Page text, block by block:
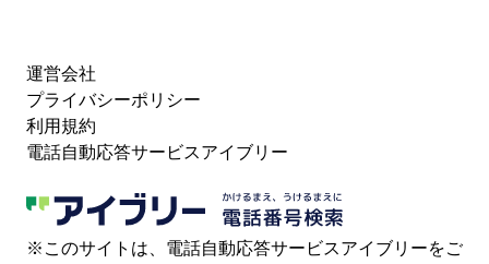
運営会社
プライバシーポリシー
利用規約
電話自動応答サービスアイブリー
※このサイトは、電話自動応答サービスアイブリーをご